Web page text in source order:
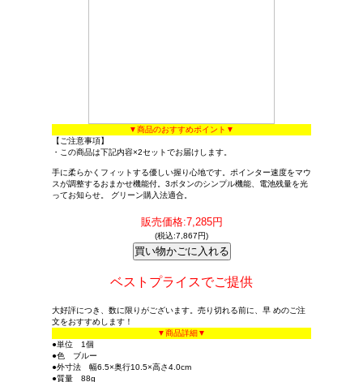
▼商品のおすすめポイント▼
【ご注意事項】
・この商品は下記内容×2セットでお届けします。
手に柔らかくフィットする優しい握り心地です。ポインター速度をマウ
スが調整するおまかせ機能付。3ボタンのシンプル機能、電池残量を光
ってお知らせ。 グリーン購入法適合。
販売価格:7,285円
(税込:7,867円)
ベストプライスでご提供
大好評につき、数に限りがございます。売り切れる前に、早 めのご注
文をおすすめします！
▼商品詳細▼
●単位 1個
●色 ブルー
●外寸法 幅6.5×奥行10.5×高さ4.0cm
●質量 88g